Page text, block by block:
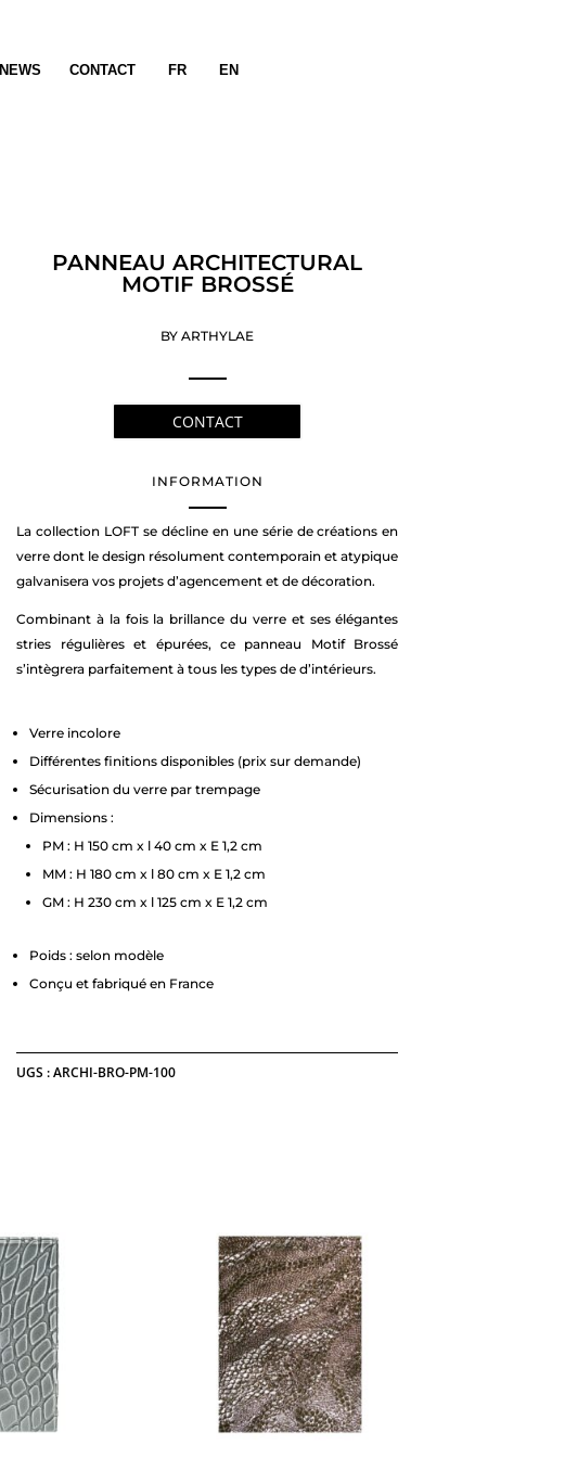
NEWS CONTACT FR EN
PANNEAU ARCHITECTURAL
MOTIF BROSSÉ
BY ARTHYLAE
CONTACT
INFORMATION
La collection LOFT se décline en une série de créations en
verre dont le design résolument contemporain et atypique
galvanisera vos projets d’agencement et de décoration.
Combinant à la fois la brillance du verre et ses élégantes
stries régulières et épurées, ce panneau Motif Brossé
s’intègrera parfaitement à tous les types de d’intérieurs.
Verre incolore
Différentes finitions disponibles (prix sur demande)
Sécurisation du verre par trempage
Dimensions :
PM : H 150 cm x l 40 cm x E 1,2 cm
MM : H 180 cm x l 80 cm x E 1,2 cm
GM : H 230 cm x l 125 cm x E 1,2 cm
Poids : selon modèle
Conçu et fabriqué en France
UGS :ARCHI-BRO-PM-100